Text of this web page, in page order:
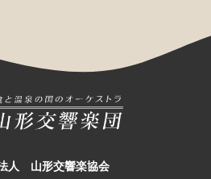
人 山形交響楽協会